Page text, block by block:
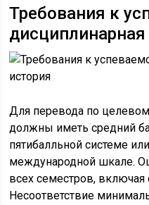
Требования к
дисциплинарная
Для перевода по
должны иметь средний
пятибалльной системе
международной шкале.
всех семестров,
Несоответствие